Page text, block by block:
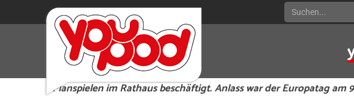
Search:
Wie entstehen eigentlich Entscheidungen in der Europäischen
Kompromisse oft so lange? Mit diesen Fragen haben sich
Planspielen im Rathaus beschäftigt. Anlass war der Europatag am